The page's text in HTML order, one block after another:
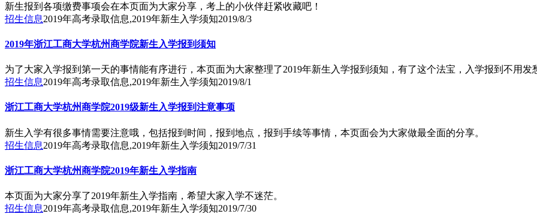
新生报到各项缴费事项会在本页面为大家分享，考上的小伙伴赶紧收藏吧！
招生信息2019年高考录取信息,2019年新生入学须知2019/8/3
2019年浙江工商大学杭州商学院新生入学报到须知
为了大家入学报到第一天的事情能有序进行，本页面为大家整理了2019年新生入学报到须知，有了这个法宝，入学报到不用发
招生信息2019年高考录取信息,2019年新生入学须知2019/8/1
浙江工商大学杭州商学院2019级新生入学报到注意事项
新生入学有很多事情需要注意哦，包括报到时间，报到地点，报到手续等事情，本页面会为大家做最全面的分享。
招生信息2019年高考录取信息,2019年新生入学须知2019/7/31
浙江工商大学杭州商学院2019年新生入学指南
本页面为大家分享了2019年新生入学指南，希望大家入学不迷茫。
招生信息2019年高考录取信息,2019年新生入学须知2019/7/30